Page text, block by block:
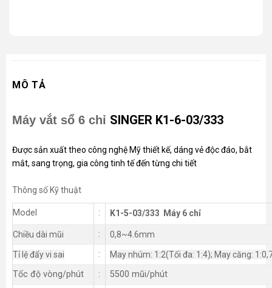
MÔ TẢ
Máy vắt sổ 6 chỉ SINGER K1-6-03/333
Được sản xuất theo công nghệ Mỹ thiết kế, dáng vẻ độc đáo, bắt
mắt, sang trọng, gia công tinh tế đến từng chi tiết
Thông số Kỹ thuật
Model : K1-5-03/333 Máy 6 chỉ
Chiều dài mũi : 0,8~4.6mm
Tỉ lệ đẩy vi sai : May nhúm: 1:2(Tối đa: 1:4); May căng:
Tốc độ vòng/phút :
5500 mũi/phút